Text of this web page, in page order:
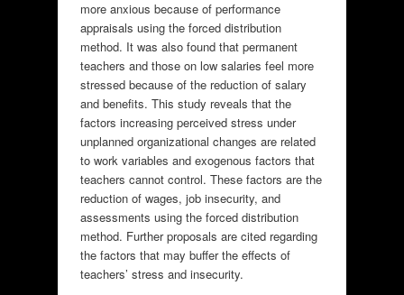
more anxious because of performance
appraisals using the forced distribution
method. It was also found that permanent
teachers and those on low salaries feel more
stressed because of the reduction of salary
and benefits. This study reveals that the
factors increasing perceived stress under
unplanned organizational changes are related
to work variables and exogenous factors that
teachers cannot control. These factors are the
reduction of wages, job insecurity, and
assessments using the forced distribution
method. Further proposals are cited regarding
the factors that may buffer the effects of
teachers’ stress and insecurity.